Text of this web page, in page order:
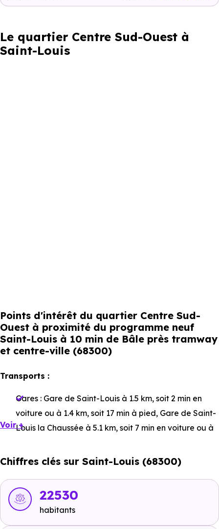
Le quartier Centre Sud-Ouest à
Saint-Louis
Points d'intérêt du quartier Centre Sud-
Ouest à proximité du programme neuf
Saint-Louis à 10 min de Bâle près tramway
et centre-ville (68300)
Transports :
Gares : Gare de Saint-Louis à 1.5 km, soit 2 min en
voiture ou à 1.4 km, soit 17 min à pied, Gare de Saint-
Louis la Chaussée à 5.1 km, soit 7 min en voiture ou à
km, soit 8 min en voiture ou à 9.9 km, soit 1h 58 min à
Bus :
Ligne 3 : Soleil
77 m, soit 1 min à pied
Voir +
Chiffres clés sur Saint-Louis (68300)
22530
habitants